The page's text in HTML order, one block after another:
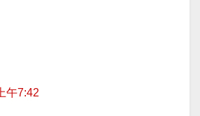
午7:42